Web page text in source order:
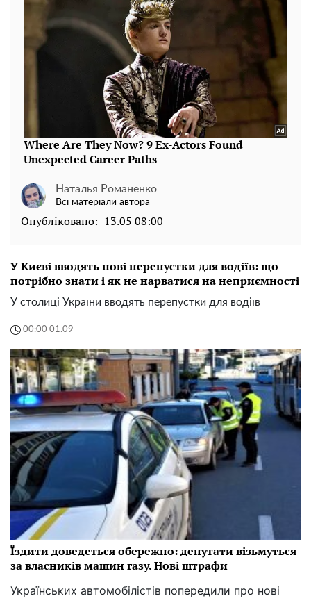
Наталья Романенко
Всі матеріали автора
Опубліковано: 13.05 08:00
У Києві вводять нові перепустки для водіїв: що
потрібно знати і як не нарватися на неприємності
У столиці України вводять перепустки для водіїв
00:00 01.09
Їздити доведеться обережно: депутати візьмуться
за власників машин газу. Нові штрафи
Українських автомобілістів попередили про нові